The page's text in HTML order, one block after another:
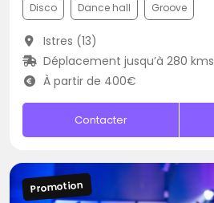
Disco Dance hall Groove
Istres (13)
Déplacement jusqu’à 280 kms
À partir de 400€
Contacter
Promotion